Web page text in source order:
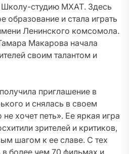
Школу-студию МХАТ. Здесь
образование и стала играть
Ленинского комсомола.
Макарова начала
своим талантом и
приглашение в
и снялась в своем
хочет петь». Ее яркая игра
зрителей и критиков,
шагом к ее славе. С тех
более чем 70 фильмах и